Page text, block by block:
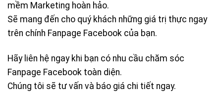
mềm Marketing hoàn hảo.
Sẽ mang đến cho quý khách những giá trị thực ngay
trên chính Fanpage Facebook của bạn.
Hãy liên hệ ngay khi bạn có nhu cầu chăm sóc
Fanpage Facebook toàn diện.
Chúng tôi sẽ tư vấn và báo giá chi tiết ngay.